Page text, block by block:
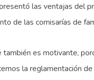
las ventajas del
de las comisarías de
también es motivante,
la reglamentación